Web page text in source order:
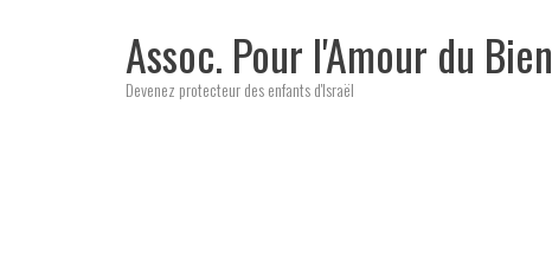
Assoc. Pour l'Amour du Bien
Devenez protecteur des enfants d'Israël